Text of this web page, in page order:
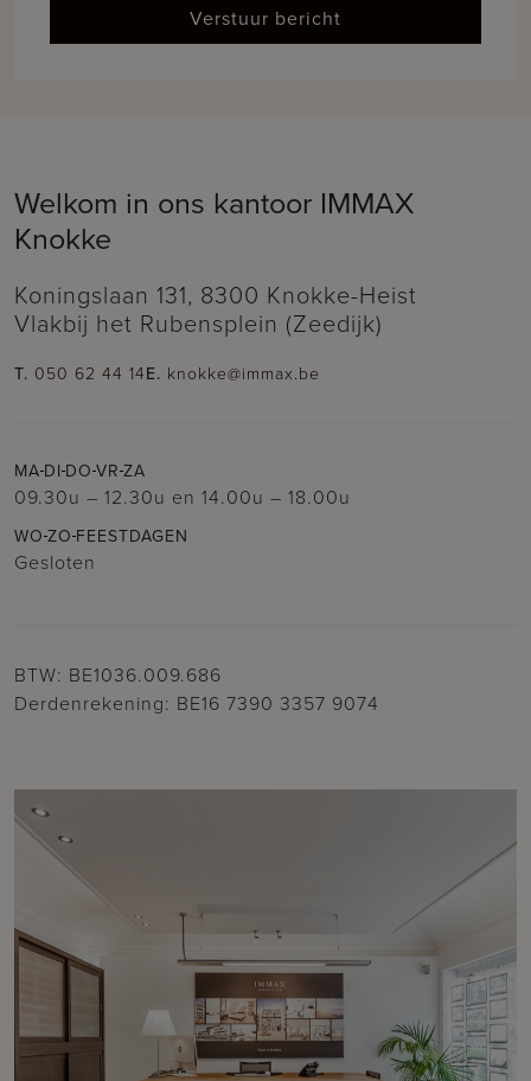
Verstuur bericht
Welkom in ons kantoor IMMAX
Knokke
Koningslaan 131, 8300 Knokke-Heist
Vlakbij het Rubensplein (Zeedijk)
T. 050 62 44 14E. knokke@immax.be
MA DI DO VR ZA
09.30u – 12.30u en 14.00u – 18.00u
WO ZO FEESTDAGEN
Gesloten
BTW: BE1036.009.686
Derdenrekening: BE16 7390 3357 9074